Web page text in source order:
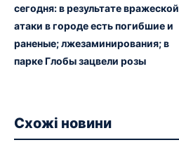
сегодня: в результате вражеской
атаки в городе есть погибшие и
раненые; лжезаминирования; в
парке Глобы зацвели розы
Схожі новини